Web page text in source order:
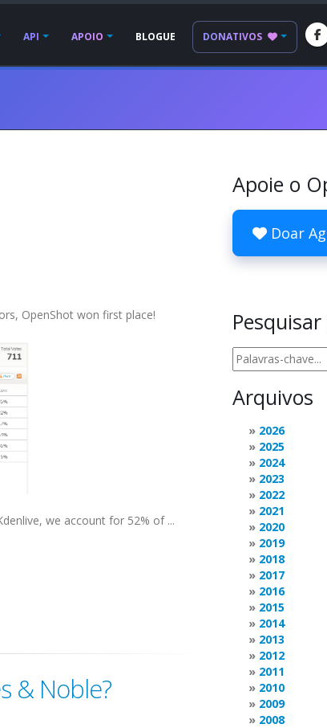
API APOIO BLOGUE DONATIVOS
OpenShot won first place!
we account for 52% of ...
& Noble?
Apoie o
Doar
Arquivos
2026
2025
2024
2023
2022
2021
2020
2019
2018
2017
2016
2015
2014
2013
2012
2011
2010
2009
2008